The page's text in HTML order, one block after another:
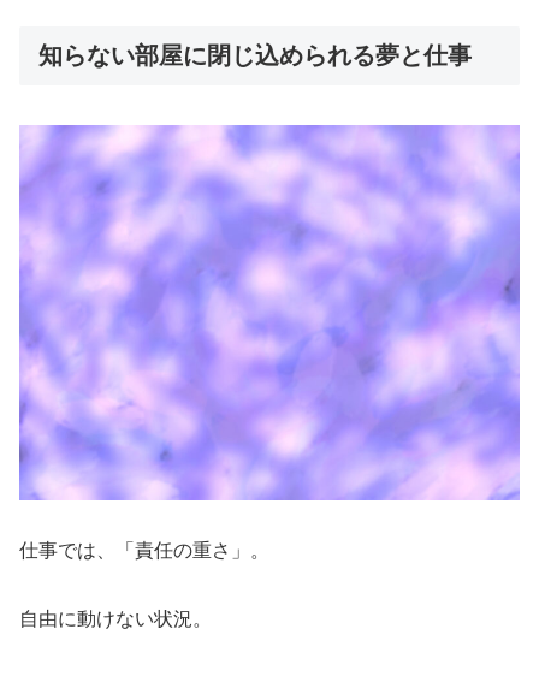
知らない部屋に閉じ込められる夢と仕事
仕事では、「責任の重さ」。
自由に動けない状況。